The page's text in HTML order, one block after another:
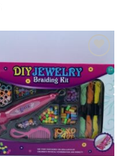
Añadir a
favoritos